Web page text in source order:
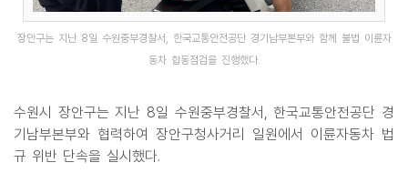
장안구는 지난 8일 수원중부경찰서, 한국교통안전공단 경기남부본부와 함께 불법 이륜자
동차 합동점검을 진행했다.
수원시 장안구는 지난 8일 수원중부경찰서, 한국교통안전공단 경
기남부본부와 협력하여 장안구청사거리 일원에서 이륜자동차 법
규 위반 단속을 실시했다.